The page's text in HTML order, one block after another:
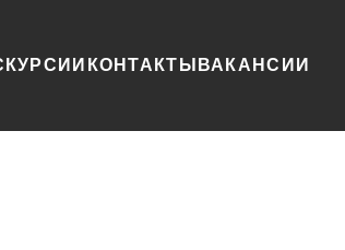
КОНТАКТЫ ВАКАНСИИ